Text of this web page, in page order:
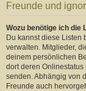
Freunde und
Wozu benötige ich die
Du kannst diese Listen
verwalten. Mitglieder,
deinem persönlichen
dort deren
senden. Abhängig von
Freunde auch